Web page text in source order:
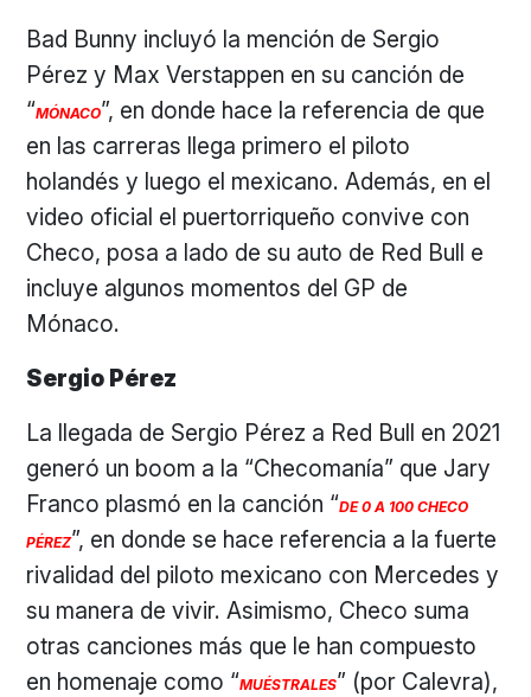
Bad Bunny incluyó la mención de Sergio
Pérez y Max Verstappen en su canción de
“MÓNACO”, en donde hace la referencia de que
en las carreras llega primero el piloto
holandés y luego el mexicano. Además, en el
video oficial el puertorriqueño convive con
Checo, posa a lado de su auto de Red Bull e
incluye algunos momentos del GP de
Mónaco.
Sergio Pérez
La llegada de Sergio Pérez a Red Bull en 2021
generó un boom a la “Checomanía” que Jary
Franco plasmó en la canción “DE 0 A 100 CHECO
PÉREZ”, en donde se hace referencia a la fuerte
rivalidad del piloto mexicano con Mercedes y
su manera de vivir. Asimismo, Checo suma
otras canciones más que le han compuesto
en homenaje como “MUÉSTRALES” (por Calevra),